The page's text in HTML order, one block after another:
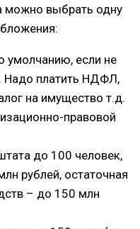
можно выбрать одну
умолчанию, если не
Надо платить НДФЛ,
на имущество т.д.
правовой
до 100 человек,
рублей, остаточная
– до 150 млн